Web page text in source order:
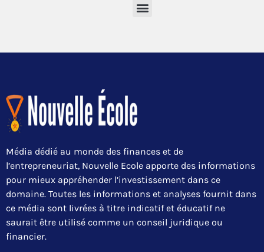
Média dédié au monde des finances et de
l’entrepreneuriat, Nouvelle Ecole apporte des informations
pour mieux appréhender l’investissement dans ce
domaine. Toutes les informations et analyses fournit dans
ce média sont livrées à titre indicatif et éducatif ne
saurait être utilisé comme un conseil juridique ou
financier.